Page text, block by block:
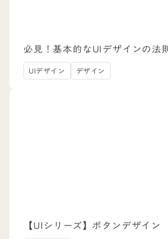
必見！基本的なUIデザインの法
UIデザイン デザイン
【UIシリーズ】ボタンデザイン